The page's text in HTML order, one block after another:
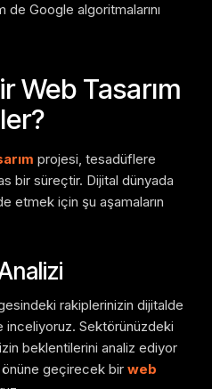
de Google algoritmalarını
Web Tasarım
projesi, tesadüflere
bir süreçtir. Dijital dünyada
etmek için şu aşamaların
rakiplerinizin dijitalde
inceliyoruz. Sektörünüzdeki
beklentilerini analiz ediyor
önüne geçirecek bir web